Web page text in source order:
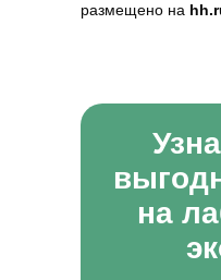
размещено на
на